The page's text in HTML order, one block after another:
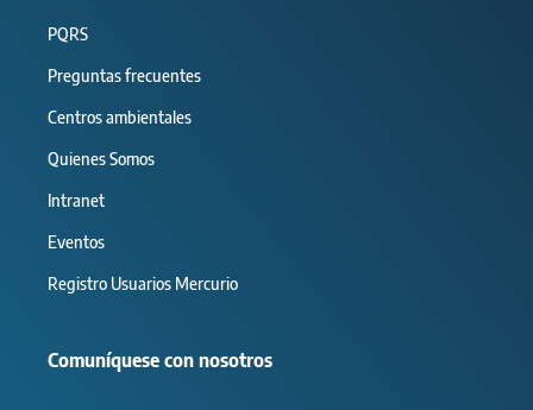
PQRS
Preguntas frecuentes
Centros ambientales
Quienes Somos
Intranet
Eventos
Registro Usuarios Mercurio
Comuníquese con nosotros